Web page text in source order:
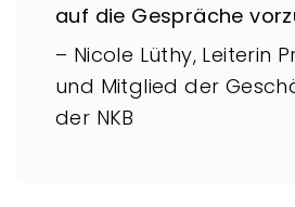
auf die Gespräche
– Nicole Lüthy, Leiterin
und Mitglied der
der NKB